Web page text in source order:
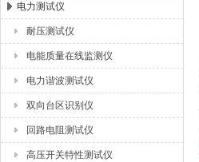
扬州海沃电气科技发展有限公司
电力测试仪
耐压测试仪
电能质量在线监测仪
电力谐波测试仪
双向台区识别仪
回路电阻测试仪
高压开关特性测试仪